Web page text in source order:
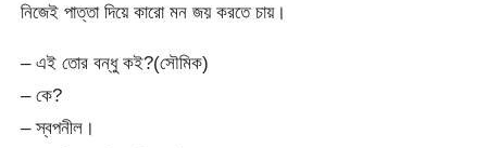
নিজেই পাত্তা দিয়ে কারো মন জয় করতে চায়।
– এই তোর বন্ধু কই?(সৌমিক)
– কে?
– স্বপনীল।